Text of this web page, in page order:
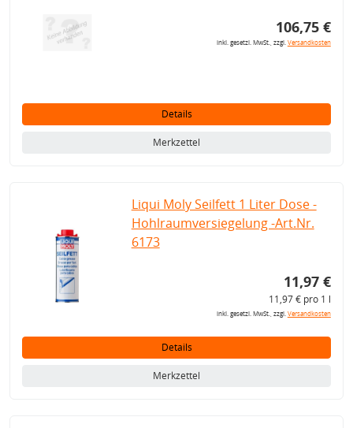
106,75 €
inkl. gesetzl. MwSt., zzgl.Versandkosten
Details
Merkzettel
Liqui Moly Seilfett 1 Liter Dose -
Hohlraumversiegelung -Art.Nr.
6173
11,97 €
11,97 € pro 1 l
inkl. gesetzl. MwSt., zzgl.Versandkosten
Details
Merkzettel